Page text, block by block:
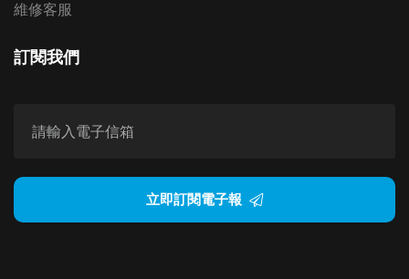
維修客服
訂閱我們
立即訂閱電子報